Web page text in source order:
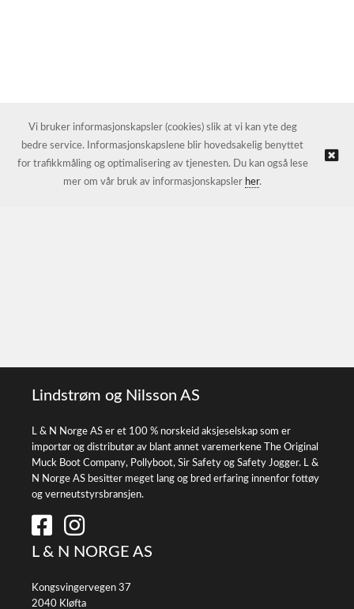
Lindstrøm og Nilsson AS
L & N Norge AS er et 100 % norskeid aksjeselskap som er
importør og distributør av blant annet varemerkene The Original
Muck Boot Company, Pollyboot, Sir Safety og Safety Jogger. L &
N Norge AS besitter meget lang og bred erfaring innenfor fottøy
og verneutstyrsbransjen.
L & N NORGE AS
Kongsvingervegen 37
2040 Kløfta
Vi bruker informasjonskapsler (cookies) slik at vi kan yte deg
bedre service. Informasjonskapslene blir hovedsakelig benyttet
for trafikkmåling og optimalisering av tjenesten. Du kan også lese
mer om vår bruk av informasjonskapsler her.